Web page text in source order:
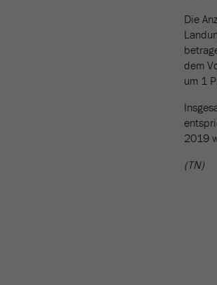
Die
dem
um 1
2019
(TN)